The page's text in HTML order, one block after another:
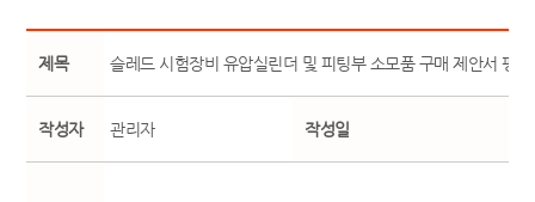
제목 슬레드 시험장비 유압실린더 및 피팅부 소모품 구매 제안서 평
작성자 관리자 작성일